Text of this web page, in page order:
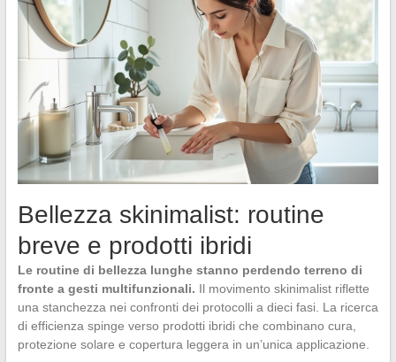
Bellezza skinimalist: routine
breve e prodotti ibridi
Le routine di bellezza lunghe stanno perdendo terreno di
fronte a gesti multifunzionali. Il movimento skinimalist riflette
una stanchezza nei confronti dei protocolli a dieci fasi. La ricerca
di efficienza spinge verso prodotti ibridi che combinano cura,
protezione solare e copertura leggera in un’unica applicazione.